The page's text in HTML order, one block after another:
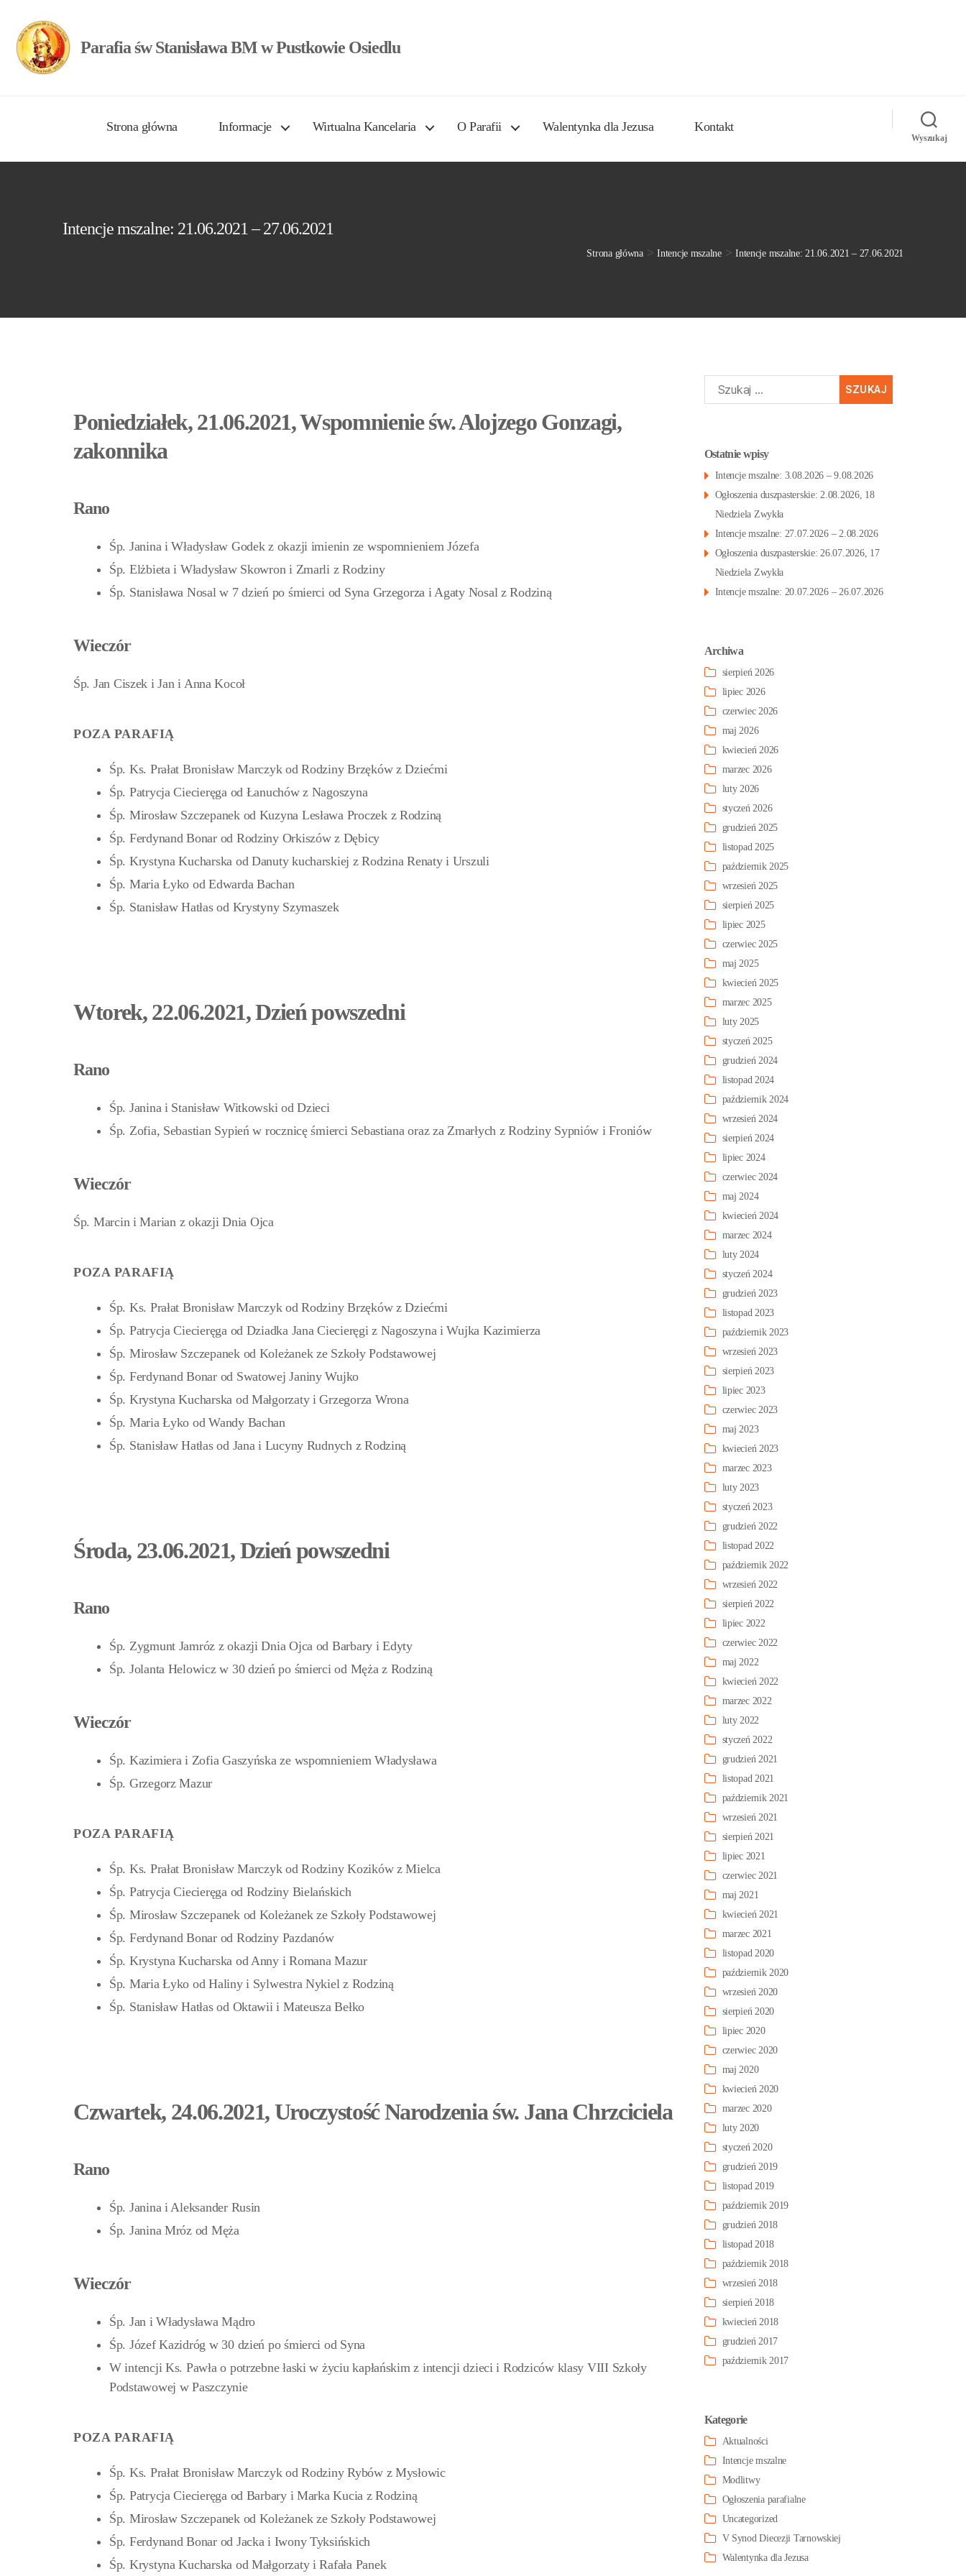
Parafia św Stanisława BM w Pustkowie Osiedlu
Strona główna Informacje Wirtualna Kancelaria O Parafii Walentynka dla Jezusa Kontakt
Wyszukaj
Intencje mszalne: 21.06.2021 – 27.06.2021
Strona główna>Intencje mszalne>Intencje mszalne: 21.06.2021 – 27.06.2021
Poniedziałek, 21.06.2021, Wspomnienie św. Alojzego Gonzagi,
zakonnika
Rano
Śp. Janina i Władysław Godek z okazji imienin ze wspomnieniem Józefa
Śp. Elżbieta i Władysław Skowron i Zmarli z Rodziny
Śp. Stanisława Nosal w 7 dzień po śmierci od Syna Grzegorza i Agaty Nosal z Rodziną
Wieczór
Śp. Jan Ciszek i Jan i Anna Kocoł
POZA PARAFIĄ
Śp. Ks. Prałat Bronisław Marczyk od Rodziny Brzęków z Dziećmi
Śp. Patrycja Ciecieręga od Łanuchów z Nagoszyna
Śp. Mirosław Szczepanek od Kuzyna Lesława Proczek z Rodziną
Śp. Ferdynand Bonar od Rodziny Orkiszów z Dębicy
Śp. Krystyna Kucharska od Danuty kucharskiej z Rodzina Renaty i Urszuli
Śp. Maria Łyko od Edwarda Bachan
Śp. Stanisław Hatłas od Krystyny Szymaszek
Wtorek, 22.06.2021, Dzień powszedni
Rano
Śp. Janina i Stanisław Witkowski od Dzieci
Śp. Zofia, Sebastian Sypień w rocznicę śmierci Sebastiana oraz za Zmarłych z Rodziny Sypniów i Froniów
Wieczór
Śp. Marcin i Marian z okazji Dnia Ojca
POZA PARAFIĄ
Śp. Ks. Prałat Bronisław Marczyk od Rodziny Brzęków z Dziećmi
Śp. Patrycja Ciecieręga od Dziadka Jana Ciecieręgi z Nagoszyna i Wujka Kazimierza
Śp. Mirosław Szczepanek od Koleżanek ze Szkoły Podstawowej
Śp. Ferdynand Bonar od Swatowej Janiny Wujko
Śp. Krystyna Kucharska od Małgorzaty i Grzegorza Wrona
Śp. Maria Łyko od Wandy Bachan
Śp. Stanisław Hatłas od Jana i Lucyny Rudnych z Rodziną
Środa, 23.06.2021, Dzień powszedni
Rano
Śp. Zygmunt Jamróz z okazji Dnia Ojca od Barbary i Edyty
Śp. Jolanta Helowicz w 30 dzień po śmierci od Męża z Rodziną
Wieczór
Śp. Kazimiera i Zofia Gaszyńska ze wspomnieniem Władysława
Śp. Grzegorz Mazur
POZA PARAFIĄ
Śp. Ks. Prałat Bronisław Marczyk od Rodziny Kozików z Mielca
Śp. Patrycja Ciecieręga od Rodziny Bielańskich
Śp. Mirosław Szczepanek od Koleżanek ze Szkoły Podstawowej
Śp. Ferdynand Bonar od Rodziny Pazdanów
Śp. Krystyna Kucharska od Anny i Romana Mazur
Śp. Maria Łyko od Haliny i Sylwestra Nykiel z Rodziną
Śp. Stanisław Hatłas od Oktawii i Mateusza Bełko
Czwartek, 24.06.2021, Uroczystość Narodzenia św. Jana Chrzciciela
Rano
Śp. Janina i Aleksander Rusin
Śp. Janina Mróz od Męża
Wieczór
Śp. Jan i Władysława Mądro
Śp. Józef Kazidróg w 30 dzień po śmierci od Syna
W intencji Ks. Pawła o potrzebne łaski w życiu kapłańskim z intencji dzieci i Rodziców klasy VIII Szkoły
Podstawowej w Paszczynie
POZA PARAFIĄ
Śp. Ks. Prałat Bronisław Marczyk od Rodziny Rybów z Mysłowic
Śp. Patrycja Ciecieręga od Barbary i Marka Kucia z Rodziną
Śp. Mirosław Szczepanek od Koleżanek ze Szkoły Podstawowej
Śp. Ferdynand Bonar od Jacka i Iwony Tyksińskich
Śp. Krystyna Kucharska od Małgorzaty i Rafała Panek
Szukaj:
Ostatnie wpisy
Intencje mszalne: 3.08.2026 – 9.08.2026
Ogłoszenia duszpasterskie: 2.08.2026, 18
Niedziela Zwykła
Intencje mszalne: 27.07.2026 – 2.08.2026
Ogłoszenia duszpasterskie: 26.07.2026, 17
Niedziela Zwykła
Intencje mszalne: 20.07.2026 – 26.07.2026
Archiwa
sierpień 2026
lipiec 2026
czerwiec 2026
maj 2026
kwiecień 2026
marzec 2026
luty 2026
styczeń 2026
grudzień 2025
listopad 2025
październik 2025
wrzesień 2025
sierpień 2025
lipiec 2025
czerwiec 2025
maj 2025
kwiecień 2025
marzec 2025
luty 2025
styczeń 2025
grudzień 2024
listopad 2024
październik 2024
wrzesień 2024
sierpień 2024
lipiec 2024
czerwiec 2024
maj 2024
kwiecień 2024
marzec 2024
luty 2024
styczeń 2024
grudzień 2023
listopad 2023
październik 2023
wrzesień 2023
sierpień 2023
lipiec 2023
czerwiec 2023
maj 2023
kwiecień 2023
marzec 2023
luty 2023
styczeń 2023
grudzień 2022
listopad 2022
październik 2022
wrzesień 2022
sierpień 2022
lipiec 2022
czerwiec 2022
maj 2022
kwiecień 2022
marzec 2022
luty 2022
styczeń 2022
grudzień 2021
listopad 2021
październik 2021
wrzesień 2021
sierpień 2021
lipiec 2021
czerwiec 2021
maj 2021
kwiecień 2021
marzec 2021
listopad 2020
październik 2020
wrzesień 2020
sierpień 2020
lipiec 2020
czerwiec 2020
maj 2020
kwiecień 2020
marzec 2020
luty 2020
styczeń 2020
grudzień 2019
listopad 2019
październik 2019
grudzień 2018
listopad 2018
październik 2018
wrzesień 2018
sierpień 2018
kwiecień 2018
grudzień 2017
październik 2017
Kategorie
Aktualności
Intencje mszalne
Modlitwy
Ogłoszenia parafialne
Uncategorized
V Synod Diecezji Tarnowskiej
Walentynka dla Jezusa